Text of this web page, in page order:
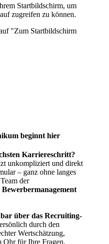
Startbildschirm, um
zugreifen zu können.
"Zum Startbildschirm
beginnt hier
Karriereschritt?
unkompliziert und direkt
– ganz ohne langes
der
über das Recruiting-
durch den
Wertschätzung,
Ohr für Ihre Fragen.